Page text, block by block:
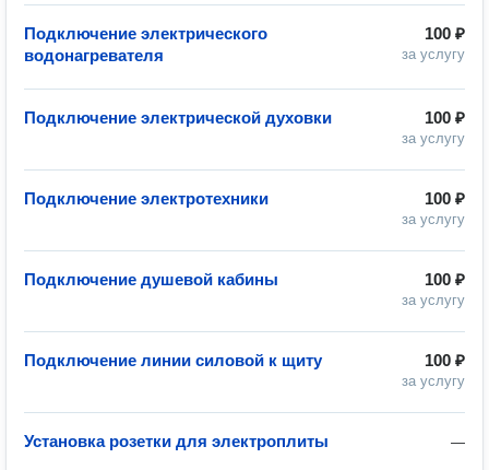
100 ₽
за услугу
Подключение электрического
водонагревателя
100 ₽
за услугу
Подключение электрической духовки
100 ₽
за услугу
Подключение электротехники
100 ₽
за услугу
Подключение душевой кабины
100 ₽
за услугу
Подключение линии силовой к щиту
—
Установка розетки для электроплиты